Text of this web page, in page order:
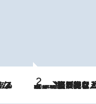
2026.8.5
【なぜ吉沢亮は「気配を消せる」のか？】興行収入208億の『国宝』を経て挑むミュージカル『ディア・エヴァン・ハンセン』。トップ俳優が舞台上でさらけ出した“孤独”とは